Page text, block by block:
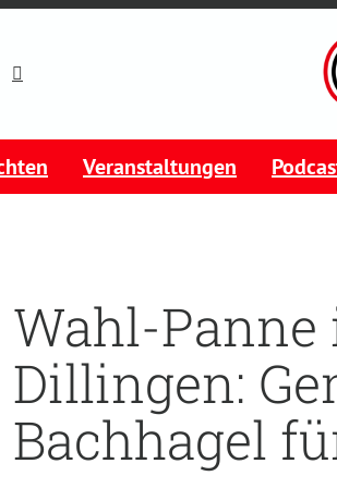
Veranstaltungen
Wahl-
Dillingen:
Bachhagel